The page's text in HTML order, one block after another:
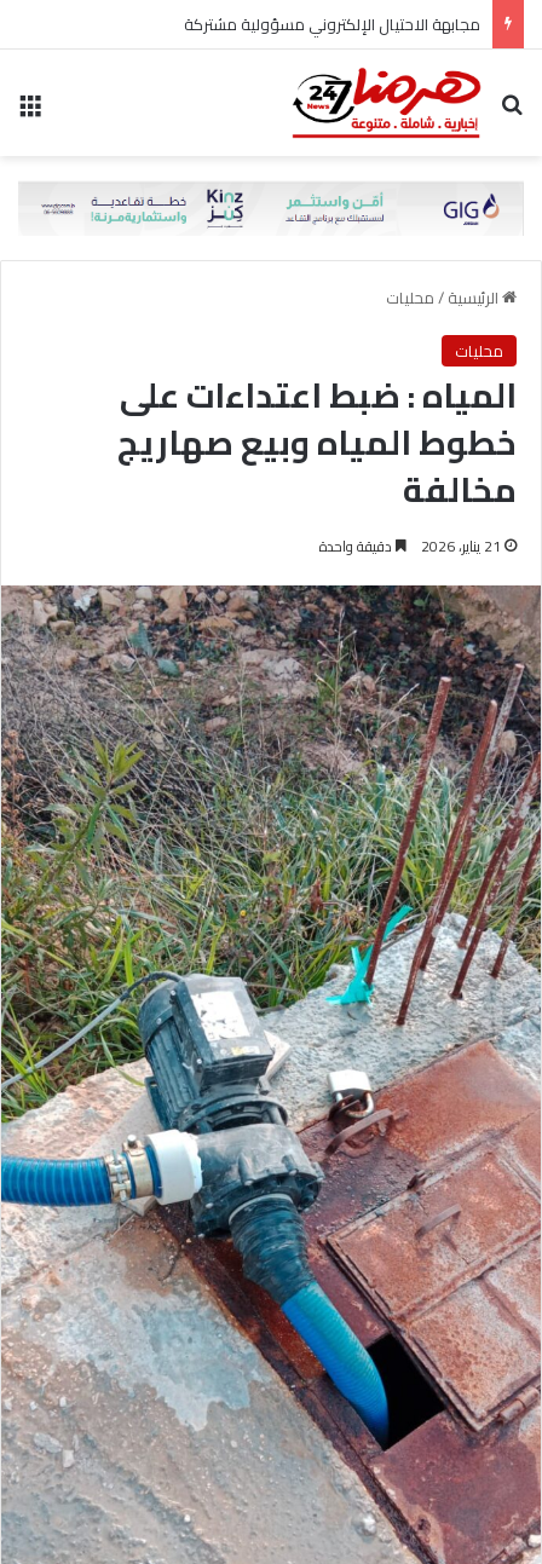
مجابهة الاحتيال الإلكتروني مسؤولية مشتركة
بحث عن
الرئيسية/محليات
محليات
المياه : ضبط اعتداءات على
خطوط المياه وبيع صهاريج
مخالفة
21 يناير، 2026 دقيقة واحدة